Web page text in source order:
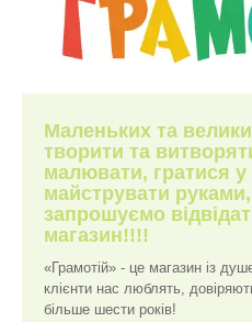
Маленьких та
творити та
малювати, гратися у
майструвати
запрошуємо
магазин!!!!
«Грамотій» - це магазин із
клієнти нас люблять,
більше шести років!